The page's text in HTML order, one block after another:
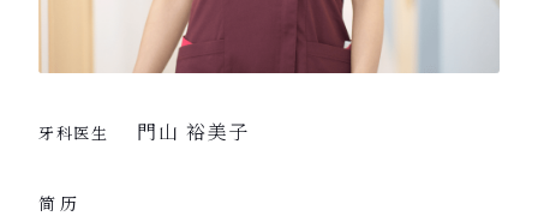
牙科医生 門山 裕美子
简历